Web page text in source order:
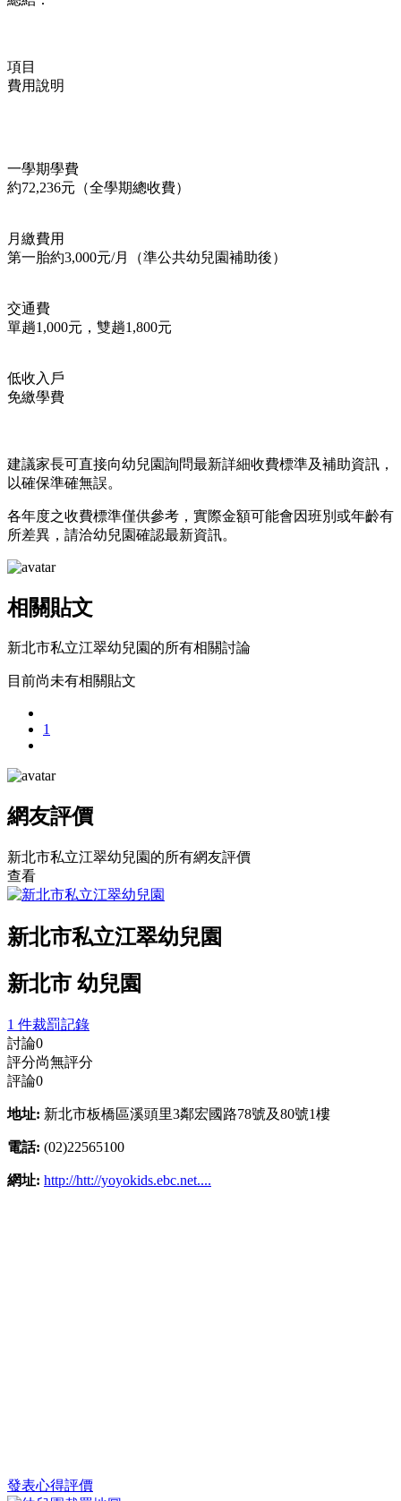
項目
費用說明
一學期學費
約72,236元（全學期總收費）
月繳費用
第一胎約3,000元/月（準公共幼兒園補助後）
交通費
單趟1,000元，雙趟1,800元
低收入戶
免繳學費
建議家長可直接向幼兒園詢問最新詳細收費標準及補助資訊，
以確保準確無誤。
各年度之收費標準僅供參考，實際金額可能會因班別或年齡有
所差異，請洽幼兒園確認最新資訊。
相關貼文
新北市私立江翠幼兒園的所有相關討論
目前尚未有相關貼文
1
網友評價
新北市私立江翠幼兒園的所有網友評價
查看
新北市私立江翠幼兒園
新北市 幼兒園
1 件裁罰記錄
討論0
評分尚無評分
評論0
地址: 新北市板橋區溪頭里3鄰宏國路78號及80號1樓
電話: (02)22565100
網址: http://htt://yoyokids.ebc.net....
發表心得評價